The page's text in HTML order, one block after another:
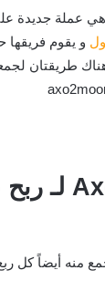
و يقوم فريقها
طريقتان
منه أيضاً كل